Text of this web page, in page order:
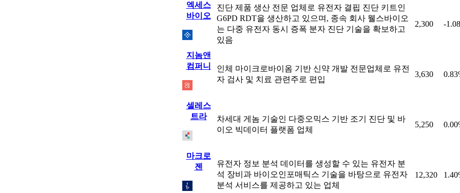
엑세스
바이오
진단 제품 생산 전문 업체로 유전자 결핍 진단 키트인
G6PD RDT을 생산하고 있으며, 종속 회사 웰스바이오
는 다중 유전자 동시 증폭 분자 진단 기술을 확보하고
있음
2,300 -
지놈앤
컴퍼니
인체 마이크로바이옴 기반 신약 개발 전문업체로 유전
자 검사 및 치료 관련주로 편입
3,630
셀레스
트라
차세대 게놈 기술인 다중오믹스 기반 조기 진단 및 바
이오 빅데이터 플랫폼 업체
5,250
마크로
젠
유전자 정보 분석 데이터를 생성할 수 있는 유전자 분
석 장비과 바이오인포매틱스 기술을 바탕으로 유전자
분석 서비스를 제공하고 있는 업체
12,320